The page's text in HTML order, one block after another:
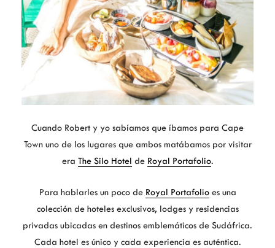
Cuando Robert y yo sabíamos que íbamos para Cape
Town uno de los lugares que ambos matábamos por visitar
era The Silo Hotel de Royal Portafolio.
Para hablarles un poco de Royal Portafolioes una
colección de hoteles exclusivos, lodges y residencias
privadas ubicadas en destinos emblemáticos de Sudáfrica.
Cada hotel es único y cada experiencia es auténtica.